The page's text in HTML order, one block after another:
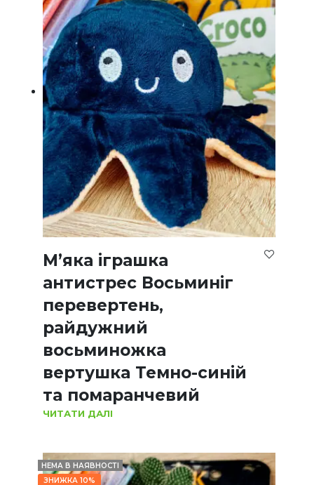
М’яка іграшка
антистрес Восьминіг
перевертень,
райдужний
восьминожка
вертушка Темно-синій
та помаранчевий
ЧИТАТИ ДАЛІ
НЕМА В НАЯВНОСТІ
ЗНИЖКА 10%